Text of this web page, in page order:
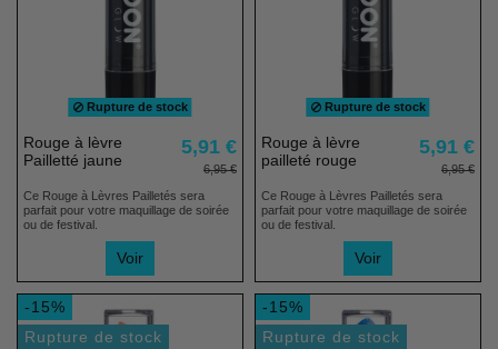
Rupture de stock
Rouge à lèvre
Pailletté jaune
5,91 €
6,95 €
Ce Rouge à Lèvres Pailletés sera
parfait pour votre maquillage de soirée
ou de festival.
Voir
Rupture de stock
Rouge à lèvre
pailleté rouge
5,91 €
6,95 €
Ce Rouge à Lèvres Pailletés sera
parfait pour votre maquillage de soirée
ou de festival.
Voir
-15%
Rupture de stock
-15%
Rupture de stock